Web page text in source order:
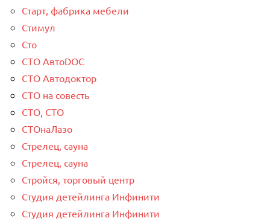
Старт, фабрика мебели
Стимул
Сто
СТО АвтоDOC
СТО Автодоктор
СТО на совесть
СТО, СТО
СТОнаЛазо
Стрелец, сауна
Стрелец, сауна
Стройся, торговый центр
Студия детейлинга Инфинити
Студия детейлинга Инфинити